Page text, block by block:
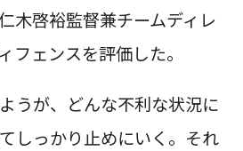
木啓裕監督兼チームディレ
フェンスを評価した。
うが、どんな不利な状況に
しっかり止めにいく。それ